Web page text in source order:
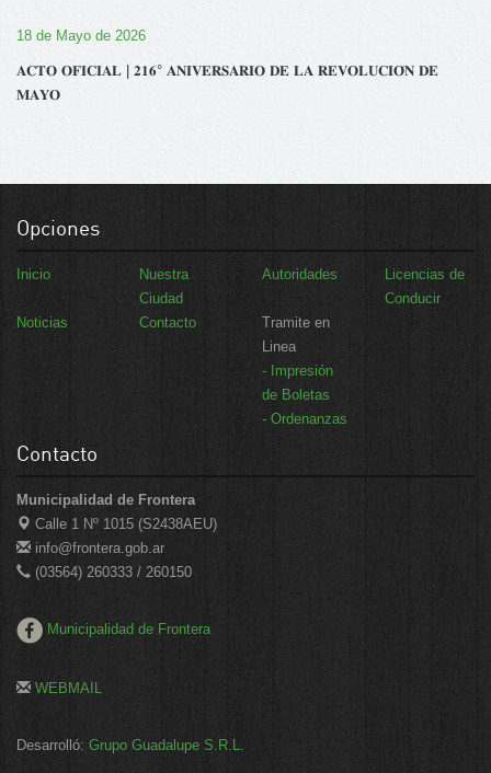
18 de Mayo de 2026
𝐀𝐂𝐓𝐎 𝐎𝐅𝐈𝐂𝐈𝐀𝐋 | 𝟐𝟏𝟔° 𝐀𝐍𝐈𝐕𝐄𝐑𝐒𝐀𝐑𝐈𝐎 𝐃𝐄 𝐋𝐀 𝐑𝐄𝐕𝐎𝐋𝐔𝐂𝐈𝐎́𝐍 𝐃𝐄
𝐌𝐀𝐘𝐎
Opciones
Inicio
Nuestra
Ciudad
Autoridades
Licencias de
Conducir
Noticias
Contacto
Tramite en
Linea
- Impresión
de Boletas
- Ordenanzas
Contacto
Municipalidad de Frontera
Calle 1 Nº 1015 (S2438AEU)
info@frontera.gob.ar
(03564) 260333 / 260150
Municipalidad de Frontera
WEBMAIL
Desarrolló: Grupo Guadalupe S.R.L.